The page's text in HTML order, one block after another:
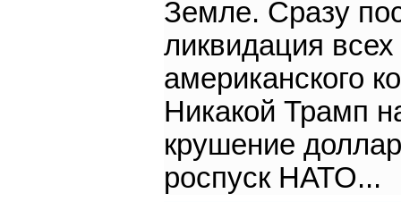
Земле. Сразу
ликвидация
американского
Никакой Трамп
крушение
роспуск НАТО...